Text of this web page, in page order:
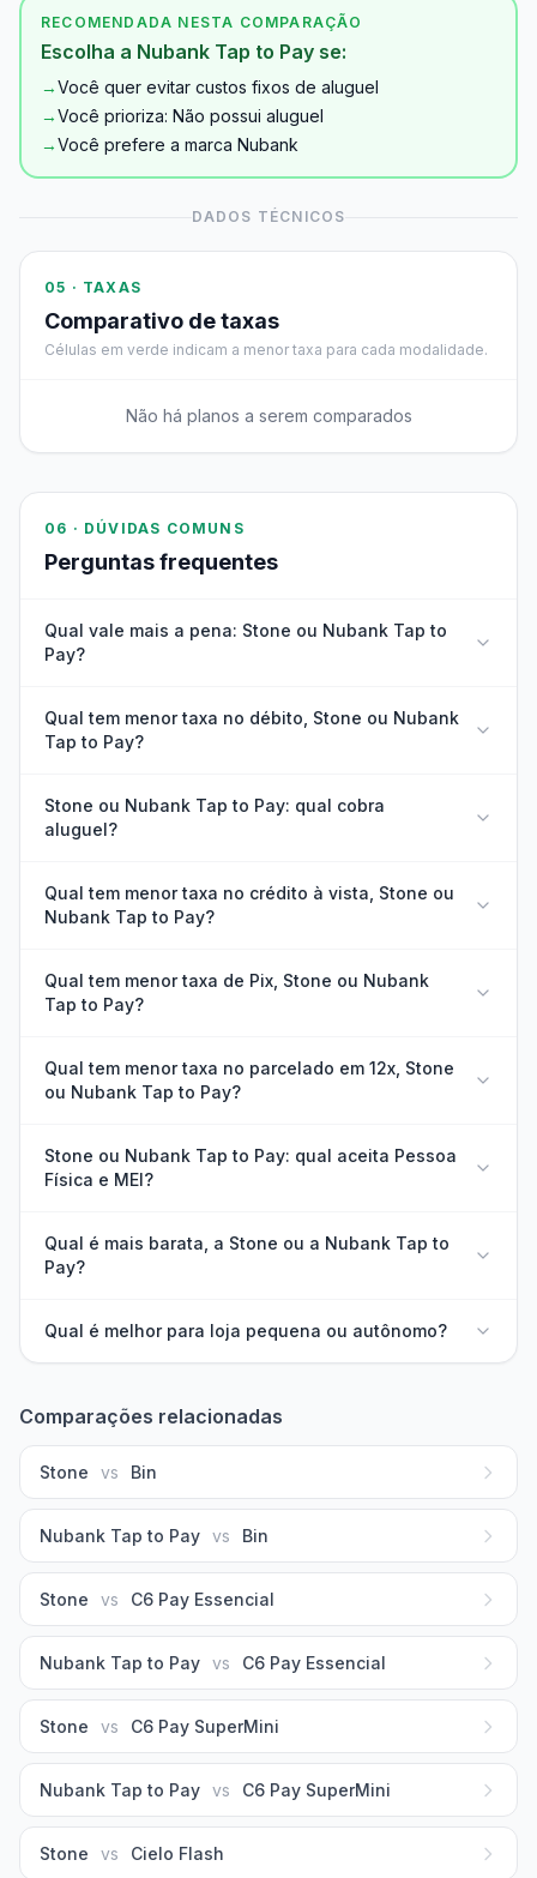
RECOMENDADA NESTA COMPARAÇÃO
Escolha a Nubank Tap to Pay se:
→Você quer evitar custos fixos de aluguel
→Você prioriza: Não possui aluguel
→Você prefere a marca Nubank
DADOS TÉCNICOS
05 · TAXAS
Comparativo de taxas
Células em verde indicam a menor taxa para cada modalidade.
Não há planos a serem comparados
06 · DÚVIDAS COMUNS
Perguntas frequentes
Qual vale mais a pena: Stone ou Nubank Tap to
Pay?
Qual tem menor taxa no débito, Stone ou Nubank
Tap to Pay?
Stone ou Nubank Tap to Pay: qual cobra
aluguel?
Qual tem menor taxa no crédito à vista, Stone ou
Nubank Tap to Pay?
Qual tem menor taxa de Pix, Stone ou Nubank
Tap to Pay?
Qual tem menor taxa no parcelado em 12x, Stone
ou Nubank Tap to Pay?
Stone ou Nubank Tap to Pay: qual aceita Pessoa
Física e MEI?
Qual é mais barata, a Stone ou a Nubank Tap to
Pay?
Qual é melhor para loja pequena ou autônomo?
Comparações relacionadas
Stone vs Bin
Nubank Tap to Pay vs Bin
Stone vs C6 Pay Essencial
Nubank Tap to Pay vs C6 Pay Essencial
Stone vs C6 Pay SuperMini
Nubank Tap to Pay vs C6 Pay SuperMini
Stone vs Cielo Flash